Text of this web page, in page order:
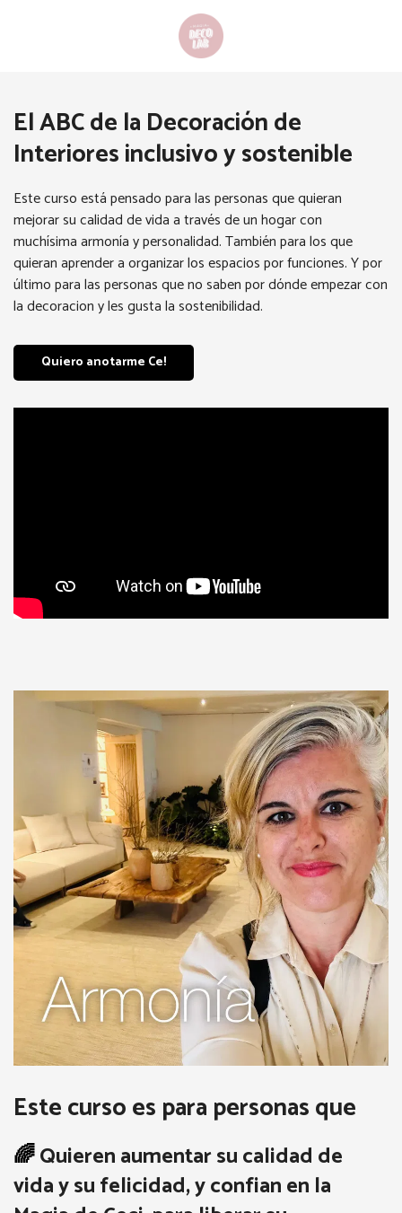
El ABC de la Decoración de
Interiores inclusivo y sostenible
Este curso está pensado para las personas que quieran
mejorar su calidad de vida a través de un hogar con
muchísima armonía y personalidad. También para los que
quieran aprender a organizar los espacios por funciones. Y por
último para las personas que no saben por dónde empezar con
la decoracion y les gusta la sostenibilidad.
Quiero anotarme Ce!
Este curso es para personas que
🌈Quieren aumentar su calidad de
vida y su felicidad, y confian en la